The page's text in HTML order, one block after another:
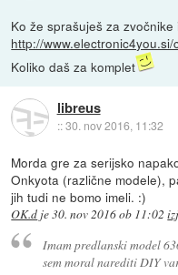
Ko že sprašuješ za
http://www.electronic4you.si/
Koliko daš za komplet
libreus
::30. nov 2016, 11:32
Morda gre za serijsko
Onkyota (različne modele),
jih tudi ne bomo imeli. :)
OK.d je30. nov 2016 ob 11:02
Imam predlanski model
sem moral narediti DIY